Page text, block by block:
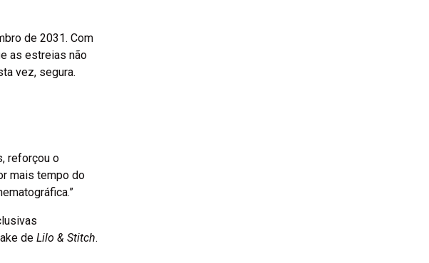
de 2031. Com
as estreias não
vez, segura.
reforçou o
mais tempo do
de Lilo & Stitch.